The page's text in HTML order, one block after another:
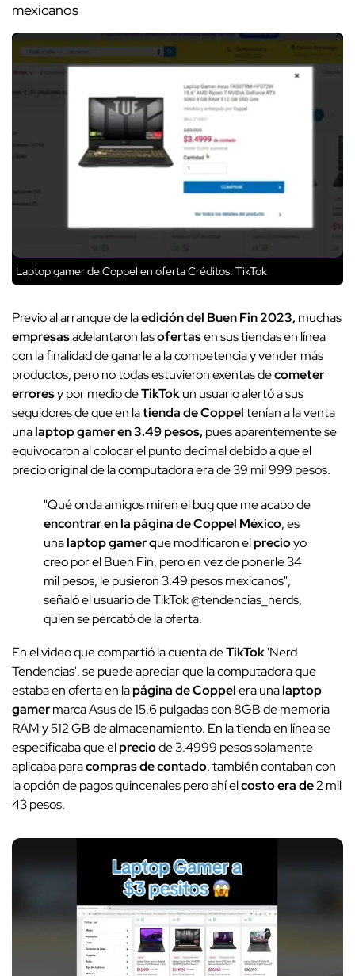
mexicanos
Laptop gamer de Coppel en ofertaCréditos: TikTok
Previo al arranque de laedición del Buen Fin 2023, muchas
empresasadelantaron lasofertasen sus tiendas en línea
con la finalidad de ganarle a la competencia y vender más
productos, pero no todas estuvieron exentas decometer
erroresy por medio deTikTokun usuario alertó a sus
seguidores de que en latienda de Coppeltenían a la venta
unalaptop gamer en 3.49 pesos, pues aparentemente se
equivocaron al colocar el punto decimal debido a que el
precio original de la computadora era de 39 mil 999 pesos.
"Qué onda amigos miren el bug que me acabo de
encontrar en la página de Coppel México, es
unalaptop gamer que modificaron elprecioyo
creo por el Buen Fin, pero en vez de ponerle 34
mil pesos, le pusieron 3.49 pesos mexicanos",
señaló el usuario de TikTok @tendencias_nerds,
quien se percató de la oferta.
En el video que compartió la cuenta deTikTok'Nerd
Tendencias', se puede apreciar que la computadora que
estaba en oferta en lapágina de Coppelera unalaptop
gamermarca Asus de 15.6 pulgadas con 8GB de memoria
RAM y 512 GB de almacenamiento. En la tienda en línea se
especificaba que elpreciode 3.4999 pesos solamente
aplicaba paracompras de contado, también contaban con
la opción de pagos quincenales pero ahí elcosto era de2 mil
43 pesos.